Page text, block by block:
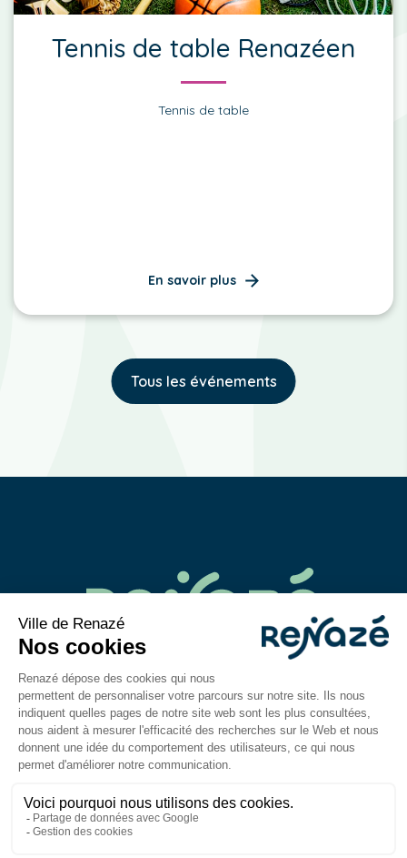
Tennis de table Renazéen
Tennis de table
En savoir plus
Tous les événements
02 43 06 40 14
contact@mairie-renaze.fr
Place de l'Europe BP 01
53 800 Renazé
Du lundi au mercredi : 9h-12h30 / 14h–18h
Mentions légales
Accessibilité : partiellement
conforme